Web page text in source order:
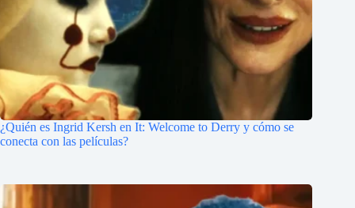
¿Quién es Ingrid Kersh en It: Welcome to Derry y cómo se
conecta con las películas?